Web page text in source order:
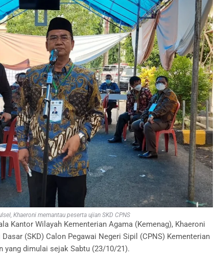
Khaeroni memantau peserta ujian SKD CPNS
Kantor Wilayah Kementerian Agama (Kemenag), Khaeroni
(SKD) Calon Pegawai Negeri Sipil (CPNS) Kementerian
yang dimulai sejak Sabtu (23/10/21).